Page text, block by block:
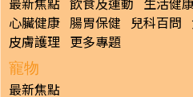
心臟健康 腸胃保健 兒科百問
皮膚護理 更多專題
寵物
最新焦點